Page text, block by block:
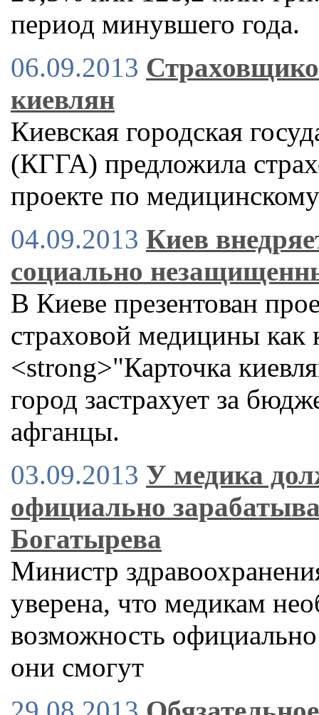
период минувшего года.
06.09.2013
киевлян
Киевская городская
(КГГА) предложила
проекте по
04.09.2013 Киев
социально
В Киеве презентован
страховой медицины как
<strong>"Карточка
город застрахует за
афганцы.
03.09.2013 У медика
официально
Богатырева
Министр
уверена, что медикам
возможность официально
они смогут